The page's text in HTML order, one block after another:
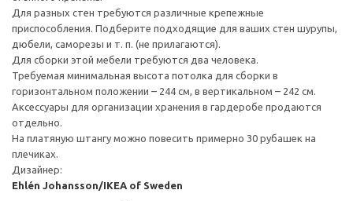
Для разных стен требуются различные крепежные
приспособления. Подберите подходящие для ваших стен шурупы,
дюбели, саморезы и т. п. (не прилагаются).
Для сборки этой мебели требуются два человека.
Требуемая минимальная высота потолка для сборки в
горизонтальном положении – 244 см, в вертикальном – 242 см.
Аксессуары для организации хранения в гардеробе продаются
отдельно.
На платяную штангу можно повесить примерно 30 рубашек на
плечиках.
Дизайнер:
Ehlén Johansson/IKEA of Sweden